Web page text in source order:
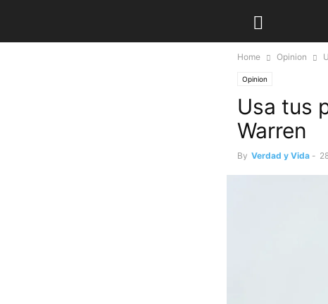
Home Opinion
Opinion
Usa tus
Warren
By Verdad y Vida -